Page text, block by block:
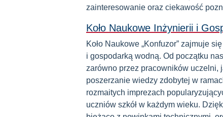
zainteresowanie oraz ciekawość
Koło Naukowe Inżynierii i
Koło Naukowe „Konfuzor” zajmuje
i gospodarką wodną. Od początku
zarówno przez pracowników uczelni,
poszerzanie wiedzy zdobytej w
rozmaitych imprezach
uczniów szkół w każdym wieku.